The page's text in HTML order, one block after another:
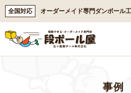
全国対応 オーダーメイド専門ダンボール
事例